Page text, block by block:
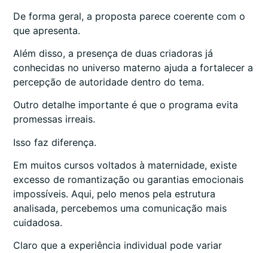
De forma geral, a proposta parece coerente com o
que apresenta.
Além disso, a presença de duas criadoras já
conhecidas no universo materno ajuda a fortalecer a
percepção de autoridade dentro do tema.
Outro detalhe importante é que o programa evita
promessas irreais.
Isso faz diferença.
Em muitos cursos voltados à maternidade, existe
excesso de romantização ou garantias emocionais
impossíveis. Aqui, pelo menos pela estrutura
analisada, percebemos uma comunicação mais
cuidadosa.
Claro que a experiência individual pode variar